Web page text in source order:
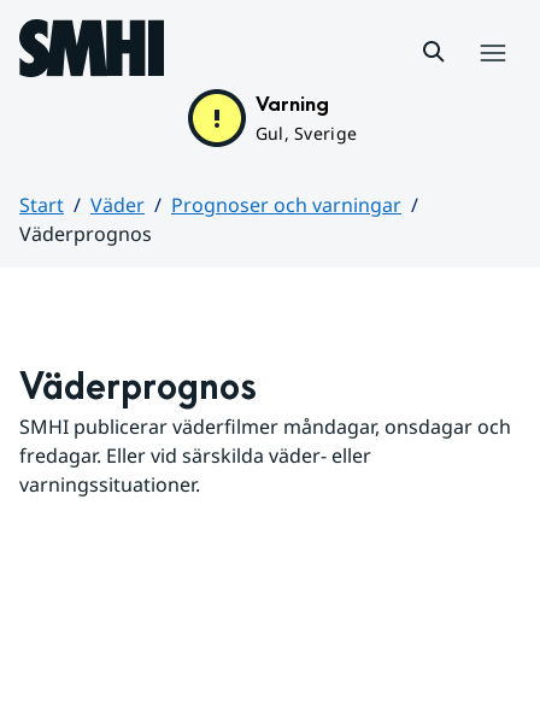
Hoppa till sidans innehåll
Varning
Gul, Sverige
Start Väder
Prognoser och varningar
Väderprognos
Väderprognos
SMHI publicerar väderfilmer måndagar, onsdagar och
fredagar. Eller vid särskilda väder- eller
varningssituationer.